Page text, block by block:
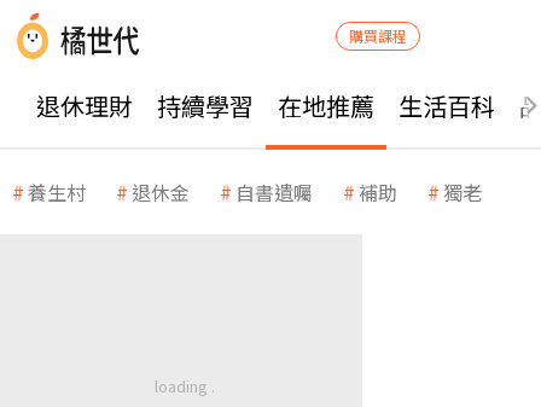
購買課程
退休理財 持續學習 在地推薦 生活百科
養生村 退休金 自書遺囑 補助 獨老